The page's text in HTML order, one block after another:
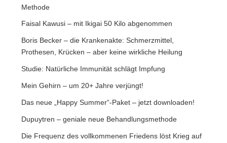
Methode
Faisal Kawusi – mit Ikigai 50 Kilo abgenommen
Boris Becker – die Krankenakte: Schmerzmittel,
Prothesen, Krücken – aber keine wirkliche Heilung
Studie: Natürliche Immunität schlägt Impfung
Mein Gehirn – um 20+ Jahre verjüngt!
Das neue „Happy Summer“-Paket – jetzt downloaden!
Dupuytren – geniale neue Behandlungsmethode
Die Frequenz des vollkommenen Friedens löst Krieg auf